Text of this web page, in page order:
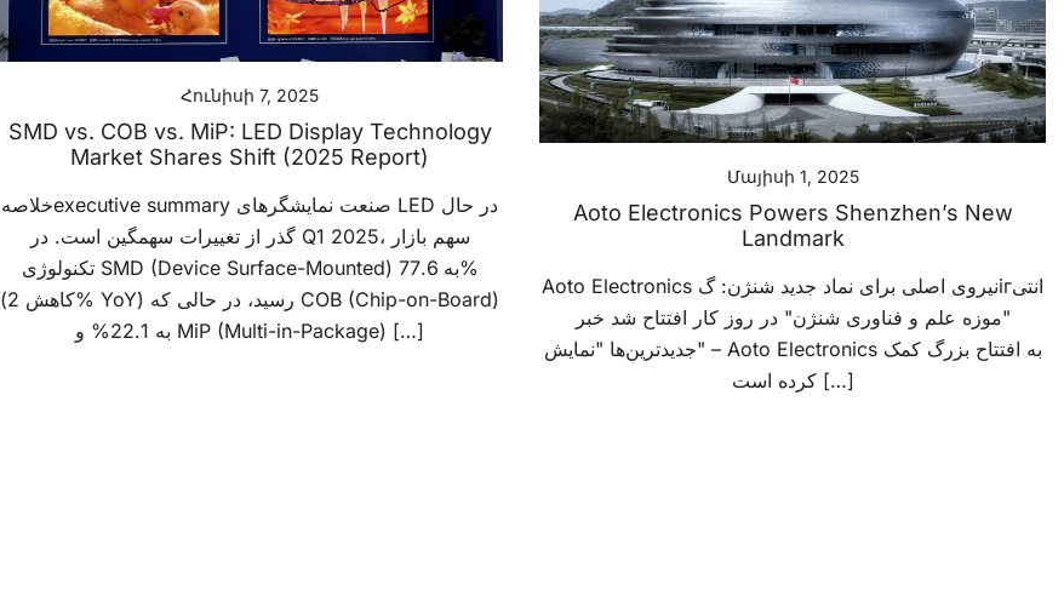
Հունիսի 7, 2025
SMD vs. COB vs. MiP: LED Display Technology
Market Shares Shift (2025 Report)
خلاصهexecutive summary صنعت نمایشگرهای LED در حال
گذر از تغییرات سهمگین است. در Q1 2025، سهم بازار
تکنولوژی SMD (Device Surface-Mounted) به 77.6%
(کاهش 2% YoY) رسید، در حالی که COB (Chip-on-Board)
به 22.1% و MiP (Multi-in-Package) […]
Մայիսի 1, 2025
Aoto Electronics Powers Shenzhen’s New
Landmark
Aoto Electronics نیروی اصلی برای نماد جدید شنژن: گігانتی
"موزه علم و فناوری شنژن" در روز کار افتتاح شد خبر
جدیدترین‌ها "نمایش" – Aoto Electronics به افتتاح بزرگ کمک
کرده است […]